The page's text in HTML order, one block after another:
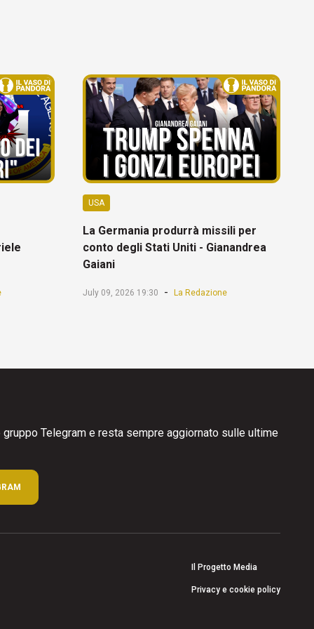
USA
La Germania produrrà missili per
conto degli Stati Uniti - Gianandrea
Gaiani
July 09, 2026 19:30 - La Redazione
Telegram e resta sempre aggiornato sulle ultime
Il Progetto Media
Privacy e cookie policy